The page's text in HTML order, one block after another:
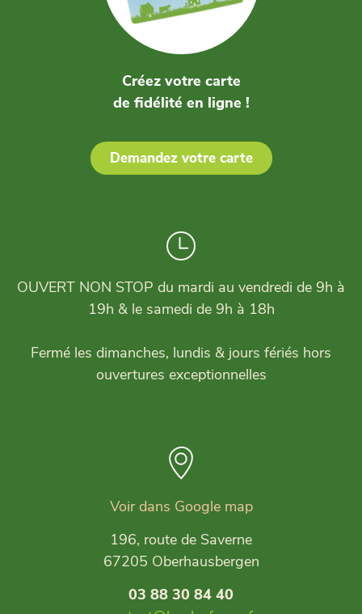
Créez votre carte
de fidélité en ligne !
Demandez votre carte
OUVERT NON STOP du mardi au vendredi de 9h à
19h & le samedi de 9h à 18h
Fermé les dimanches, lundis & jours fériés hors
ouvertures exceptionnelles
Voir dans Google map
196, route de Saverne
67205 Oberhausbergen
03 88 30 84 40